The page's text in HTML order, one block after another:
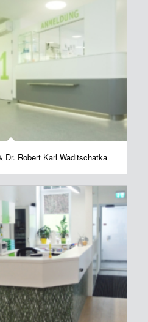
Dr. Robert Karl Waditschatka